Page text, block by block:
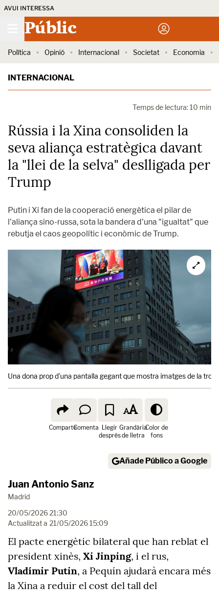
AVUI INTERESSA
Públic
Política Opinió Internacional Societat Economia
INTERNACIONAL
Temps de lectura: 10 min
Rússia i la Xina consoliden la
seva aliança estratègica davant
la "llei de la selva" deslligada per
Trump
Putin i Xi fan de la cooperació energètica el pilar de
l'aliança sino-russa, sota la bandera d'una "igualtat" que
rebutja el caos geopolític i econòmic de Trump.
Una dona prop d'una pantalla gegant que mostra imatges de la
ComparteComenta Llegir
després
Grandària
de lletra
Color de
fons
Añade Público a Google
Juan Antonio Sanz
Madrid
20/05/2026 21:30
Actualitzat a 21/05/2026 15:09
El pacte energètic bilateral que han reblat el
president xinès, Xi Jinping, i el rus,
Vladímir Putin, a Pequín ajudarà encara més
la Xina a reduir el cost del tall del